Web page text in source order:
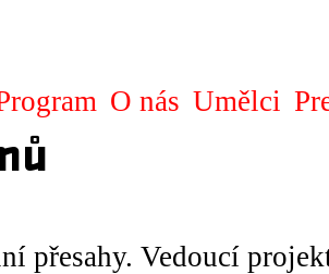
O nás Umělci
přesahy. Vedoucí